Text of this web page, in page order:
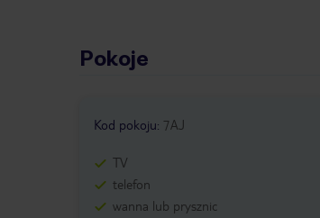
Pokoje
Kod pokoju: 7AJ
TV
telefon
wanna lub prysznic